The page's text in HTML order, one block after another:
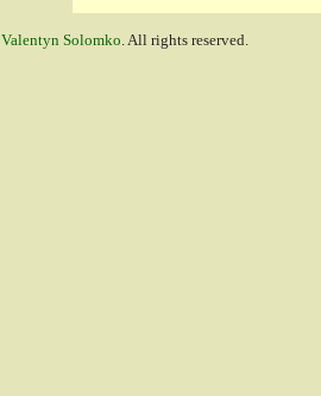
Valentyn Solomko. All rights reserved.